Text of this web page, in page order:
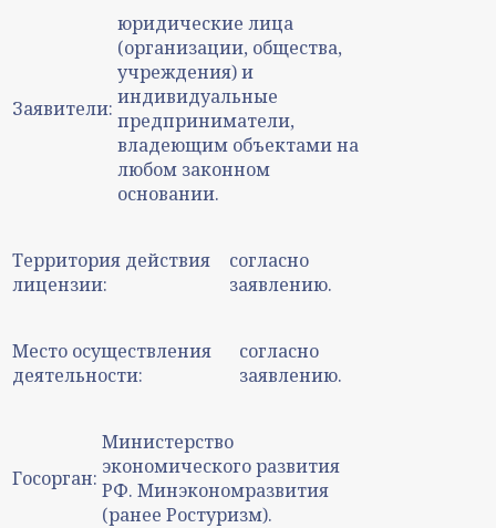
Заявители:
юридические лица
(организации, общества,
учреждения) и
индивидуальные
предприниматели,
владеющим объектами на
любом законном
основании.
Территория действия
лицензии:
согласно
заявлению.
Место осуществления
деятельности:
согласно
заявлению.
Госорган:
Министерство
экономического развития
РФ. Минэкономразвития
(ранее Ростуризм).